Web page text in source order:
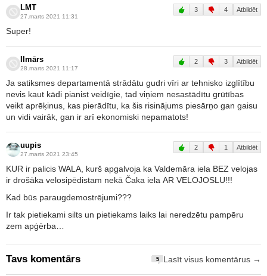
LMT
27.marts 2021 11:31
3 4 Atbildēt
Super!
Ilmārs
28.marts 2021 11:17
2 3 Atbildēt
Ja satiksmes departamentā strādātu gudri vīri ar tehnisko izglītību
nevis kaut kādi pianist veidīgie, tad viņiem nesastādītu grūtības
veikt aprēķinus, kas pierādītu, ka šis risinājums piesārņo gan gaisu
un vidi vairāk, gan ir arī ekonomiski nepamatots!
uupis
27.marts 2021 23:45
2 1 Atbildēt
KUR ir palicis WALA, kurš apgalvoja ka Valdemāra iela BEZ velojas
ir drošāka velosipēdistam nekā Čaka iela AR VELOJOSLU!!!
Kad būs paraugdemostrējumi???
Ir tak pietiekami silts un pietiekams laiks lai neredzētu pampēru
zem apģērba…
Tavs komentārs 5 Lasīt visus komentārus →